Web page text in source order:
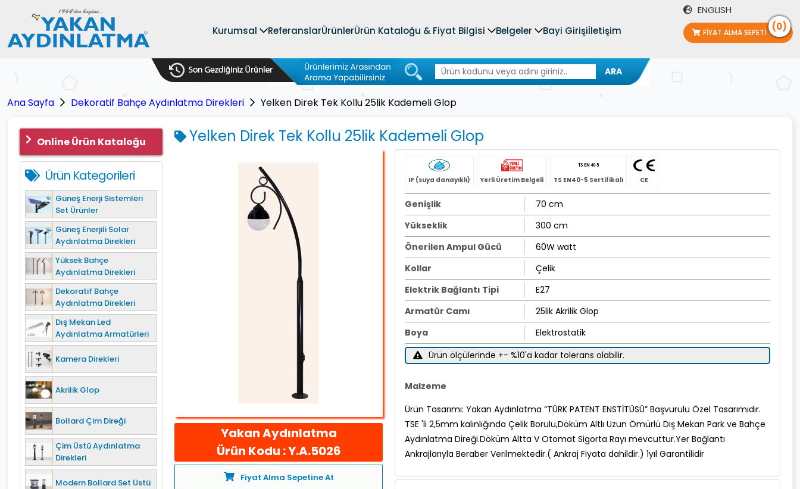
Kurumsal ReferanslarÜrünlerÜrün Kataloğu & Fiyat Bilgisi Belgeler Bayi Girişiİletişim
ENGLISH
FIYAT ALMA SEPETI (0)
ARA
Ana Sayfa Dekoratif Bahçe Aydınlatma Direkleri Yelken Direk Tek Kollu 25lik Kademeli Glop
Online Ürün Kataloğu
Ürün Kategorileri
Güneş Enerji Sistemleri
Set Ürünler
Güneş Enerjili Solar
Aydınlatma Direkleri
Yüksek Bahçe
Aydınlatma Direkleri
Dekoratif Bahçe
Aydınlatma Direkleri
Dış Mekan Led
Aydınlatma Armatürleri
Kamera Direkleri
Akrilik Glop
Bollard Çim Direği
Çim Üstü Aydınlatma
Direkleri
Modern Bollard Set Üstü
Yelken Direk Tek Kollu 25lik Kademeli Glop
Yakan Aydınlatma
Ürün Kodu : Y.A.5026
Fiyat Alma Sepetine At
IP (suya danayıklı) Yerli Üretim Belgeli TS EN40-5 Sertifikalı CE
Genişlik
70 cm
Yükseklik
300 cm
Önerilen Ampul Gücü
60W watt
Kollar
Çelik
Elektrik Bağlantı Tipi
E27
Armatür Camı
25lik Akrilik Glop
Boya
Elektrostatik
Ürün ölçülerinde +- %10'a kadar tolerans olabilir.
Malzeme
Ürün Tasarımı: Yakan Aydınlatma “TÜRK PATENT ENSTİTÜSÜ” Başvurulu Özel Tasarımıdır.
TSE 'li 2,5mm kalınlığında Çelik Borulu,Döküm Altlı Uzun Ömürlü Dış Mekan Park ve Bahçe
Aydınlatma Direği.Döküm Altta V Otomat Sigorta Rayı mevcuttur.Yer Bağlantı
Ankrajlarıyla Beraber Verilmektedir.( Ankraj Fiyata dahildir.) 1yıl Garantilidir